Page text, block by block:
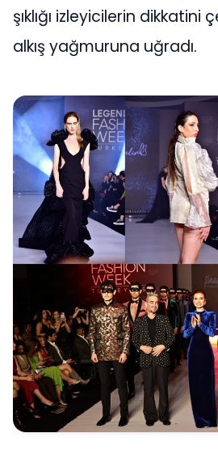
şıklığı izleyicilerin dikkatini
alkış yağmuruna uğradı.